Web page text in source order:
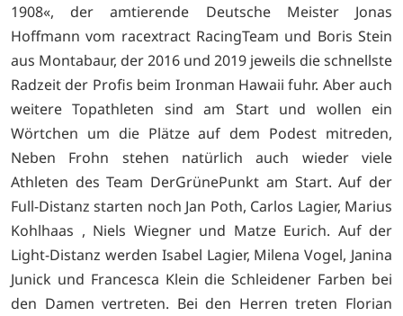
1908«, der amtierende Deutsche Meister Jonas
Hoffmann vom racextract RacingTeam und Boris Stein
aus Montabaur, der 2016 und 2019 jeweils die schnellste
Radzeit der Profis beim Ironman Hawaii fuhr. Aber auch
weitere Topathleten sind am Start und wollen ein
Wörtchen um die Plätze auf dem Podest mitreden,
Neben Frohn stehen natürlich auch wieder viele
Athleten des Team DerGrünePunkt am Start. Auf der
Full-Distanz starten noch Jan Poth, Carlos Lagier, Marius
Kohlhaas , Niels Wiegner und Matze Eurich. Auf der
Light-Distanz werden Isabel Lagier, Milena Vogel, Janina
Junick und Francesca Klein die Schleidener Farben bei
den Damen vertreten. Bei den Herren treten Florian